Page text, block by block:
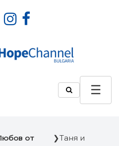
от
❯Таня и